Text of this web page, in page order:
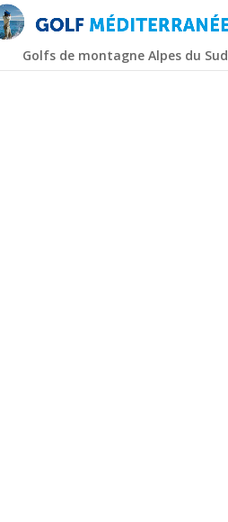
Golfs de montagne Alpes du Sud